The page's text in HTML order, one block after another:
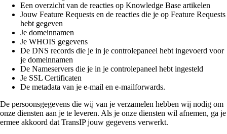
Een overzicht van de reacties op Knowledge Base artikelen
Jouw Feature Requests en de reacties die je op Feature Requests
hebt gegeven
Je domeinnamen
Je WHOIS gegevens
De DNS records die je in je controlepaneel hebt ingevoerd voor
je domeinnamen
De Nameservers die je in je controlepaneel hebt ingesteld
Je SSL Certificaten
De metadata van je e-mail en e-mailforwards.
De persoonsgegevens die wij van je verzamelen hebben wij nodig om
onze diensten aan je te leveren. Als je onze diensten wil afnemen, ga je
ermee akkoord dat TransIP jouw gegevens verwerkt.